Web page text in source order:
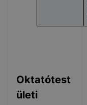
Oktatótest
ületi